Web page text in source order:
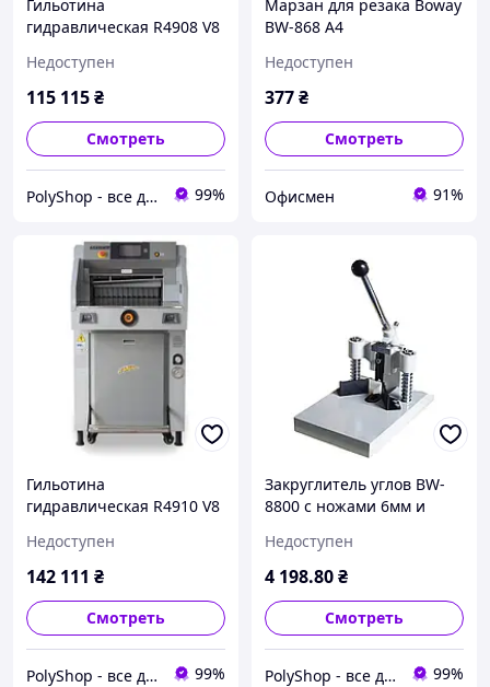
Гильотина
гидравлическая R4908 V8
Недоступен
115 115₴
Смотреть
PolyShop - все для вас и вашего офису 99%
Марзан для резака Boway
BW-868 A4
Недоступен
377₴
Смотреть
Офисмен 91%
Гильотина
гидравлическая R4910 V8
Недоступен
142 111 ₴
Смотреть
PolyShop - все для вас и вашего офису 99%
Закруглитель углов BW-
8800 с ножами 6мм и
Недоступен
4 198.80₴
Смотреть
PolyShop - все для вас и вашего офису 99%